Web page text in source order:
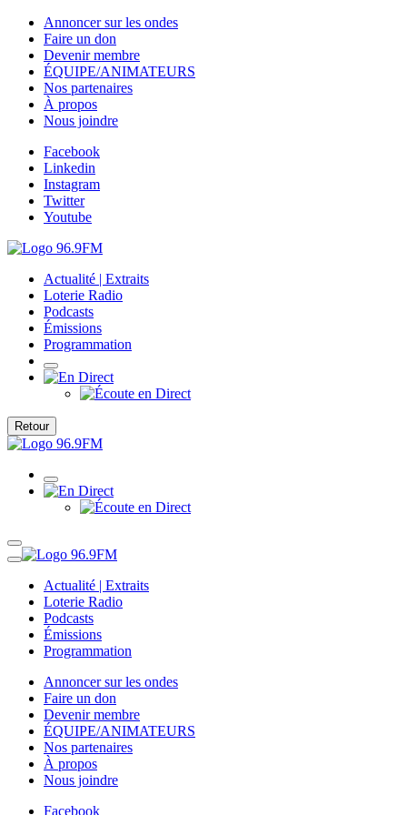
Annoncer sur les ondes
Faire un don
Devenir membre
ÉQUIPE/ANIMATEURS
Nos partenaires
À propos
Nous joindre
Facebook
Linkedin
Instagram
Twitter
Youtube
Actualité | Extraits
Loterie Radio
Podcasts
Émissions
Programmation
Retour
Actualité | Extraits
Loterie Radio
Podcasts
Émissions
Programmation
Annoncer sur les ondes
Faire un don
Devenir membre
ÉQUIPE/ANIMATEURS
Nos partenaires
À propos
Nous joindre
Facebook